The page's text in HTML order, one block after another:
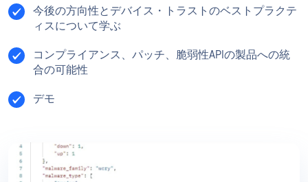
今後の方向性とデバイス・トラストのベストプラクテ
ィスについて学ぶ
コンプライアンス、パッチ、脆弱性APIの製品への統
合の可能性
デモ